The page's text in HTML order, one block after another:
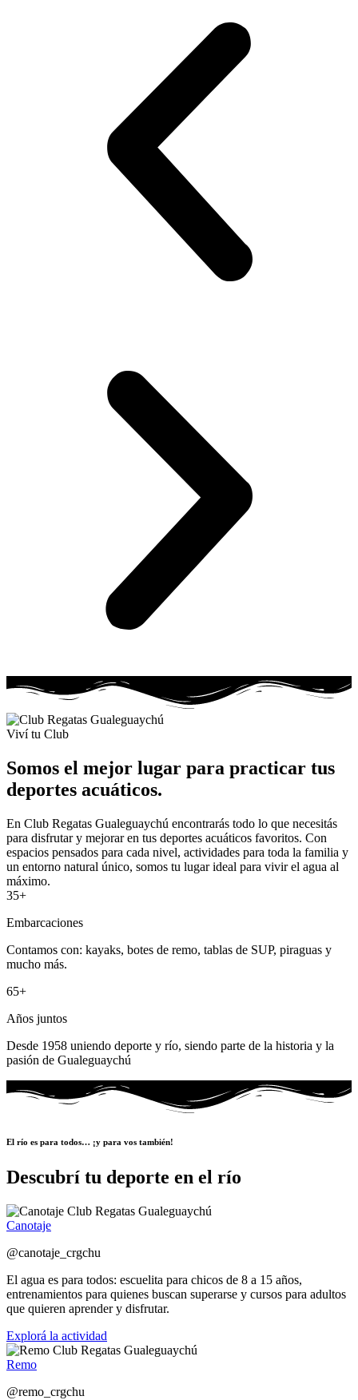
Viví tu Club
Somos el mejor lugar para practicar tus
deportes acuáticos.
En Club Regatas Gualeguaychú encontrarás todo lo que necesitás
para disfrutar y mejorar en tus deportes acuáticos favoritos. Con
espacios pensados para cada nivel, actividades para toda la familia y
un entorno natural único, somos tu lugar ideal para vivir el agua al
máximo.
35+
Embarcaciones
Contamos con: kayaks, botes de remo, tablas de SUP, piraguas y
mucho más.
65+
Años juntos
Desde 1958 uniendo deporte y río, siendo parte de la historia y la
pasión de Gualeguaychú
El río es para todos… ¡y para vos también!
Descubrí tu deporte en el río
Canotaje
@canotaje_crgchu
El agua es para todos: escuelita para chicos de 8 a 15 años,
entrenamientos para quienes buscan superarse y cursos para adultos
que quieren aprender y disfrutar.
Explorá la actividad
Remo
@remo_crgchu